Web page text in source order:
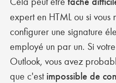
expert en HTML ou si
configurer une signature
employé un par un. Si
Outlook, vous avez
que c'est impossible de